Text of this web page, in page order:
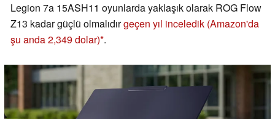
Legion 7a 15ASH11 oyunlarda yaklaşık olarak ROG Flow
Z13 kadar güçlü olmalıdırgeçen yıl inceledik (Amazon'da
şu anda 2,349 dolar) .